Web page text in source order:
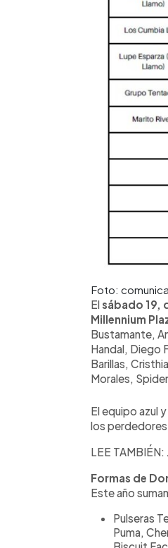
Foto:
Elsábado 19,
Millennium
Bustamante,
Handal, Diego
Barillas,
Morales,
El equipo azul
los
LEE TAMBIÉN:
Formas de
Este año
Pulseras
Puma,